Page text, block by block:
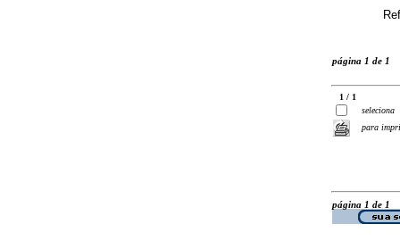
página 1 de 1
1 / 1
seleciona
para
página 1 de 1